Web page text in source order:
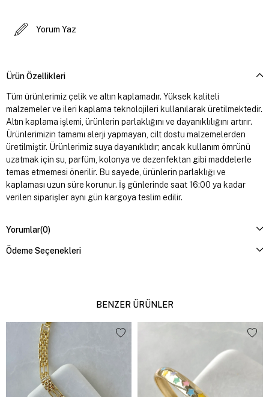
Yorum Yaz
Ürün Özellikleri
Tüm ürünlerimiz çelik ve altın kaplamadır. Yüksek kaliteli
malzemeler ve ileri kaplama teknolojileri kullanılarak üretilmektedir.
Altın kaplama işlemi, ürünlerin parlaklığını ve dayanıklılığını artırır.
Ürünlerimizin tamamı alerji yapmayan, cilt dostu malzemelerden
üretilmiştir. Ürünlerimiz suya dayanıklıdır; ancak kullanım ömrünü
uzatmak için su, parfüm, kolonya ve dezenfektan gibi maddelerle
temas etmemesi önerilir. Bu sayede, ürünlerin parlaklığı ve
kaplaması uzun süre korunur. İş günlerinde saat 16:00 ya kadar
verilen siparişler aynı gün kargoya teslim edilir.
Yorumlar(0)
Ödeme Seçenekleri
BENZER ÜRÜNLER